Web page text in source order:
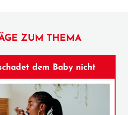
ZUM THEMA
dem Baby nicht